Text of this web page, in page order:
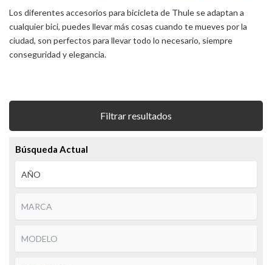
Los diferentes accesorios para bicicleta de Thule se adaptan a
cualquier bici, puedes llevar más cosas cuando te mueves por la
ciudad, son perfectos para llevar todo lo necesario, siempre
conseguridad y elegancia.
Filtrar resultados
Búsqueda Actual